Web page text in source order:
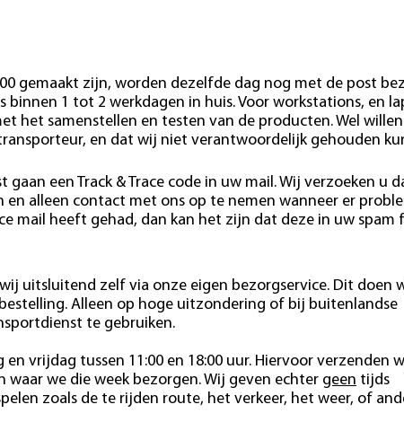
gemaakt zijn, worden dezelfde dag nog met de post
1 tot 2 werkdagen in huis. Voor workstations, en
het samenstellen en testen van de producten. Wel
en dat wij niet verantwoordelijk gehouden
een Track & Trace code in uw mail. Wij verzoeken u
alleen contact met ons op te nemen wanneer er
mail heeft gehad, dan kan het zijn dat deze in uw spam
uitsluitend zelf via onze eigen bezorgservice. Dit doen
Alleen op hoge uitzondering of bij buitenlandse
te gebruiken.
vrijdag tussen 11:00 en 18:00 uur. Hiervoor verzenden
we die week bezorgen. Wij geven echter geen tijds
zoals de te rijden route, het verkeer, het weer, of